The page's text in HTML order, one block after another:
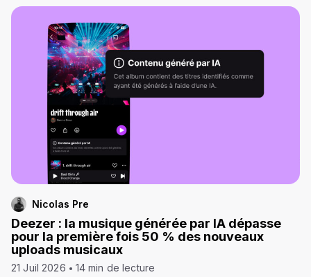
Nicolas Pre
Deezer : la musique générée par IA dépasse
pour la première fois 50 % des nouveaux
uploads musicaux
21 Juil 2026 14 min de lecture